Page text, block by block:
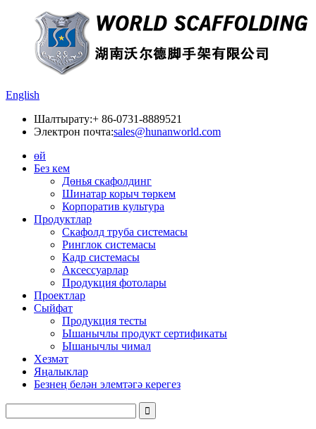
English
Шалтырату:+ 86-0731-8889521
Электрон почта:sales@hunanworld.com
өй
Без кем
Дөнья скафолдинг
Шинатар корыч төркем
Корпоратив культура
Продуктлар
Скафолд труба системасы
Ринглок системасы
Кадр системасы
Аксессуарлар
Продукция фотолары
Проектлар
Сыйфат
Продукция тесты
Ышанычлы продукт сертификаты
Ышанычлы чимал
Хезмәт
Яңалыклар
Безнең белән элемтәгә керегез